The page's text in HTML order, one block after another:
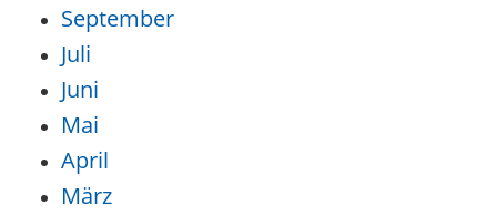
September
Juli
Juni
Mai
April
März